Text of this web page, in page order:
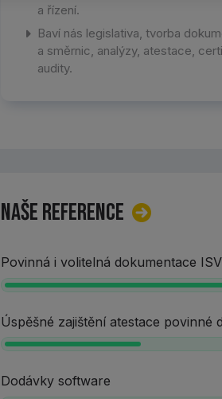
a řízení.
Baví nás legislativa, tvorba
a směrnic, analýzy, atestace,
audity.
Naše reference
Povinná i volitelná dokumentace
Úspěšné zajištění atestace povinné
Dodávky software